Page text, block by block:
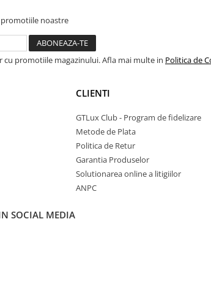
noastre
cu promotiile magazinului. Afla mai multe in Politica de
CLIENTI
GTLux Club - Program de fidelizare
Metode de Plata
Politica de Retur
Garantia Produselor
Solutionarea online a litigiilor
ANPC
SOCIAL MEDIA